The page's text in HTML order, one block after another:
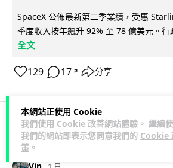
本網站正使用 Cookie
我們使用 Cookie 改善網站體驗。 繼續
我們的網站即表示您同意我們的 Cookie
策 。
SpaceX 公佈最新第二季業績，受惠
季度收入按年飆升 92% 至 78 億美元。
全文
129 17 ↗ 分享
人工智能